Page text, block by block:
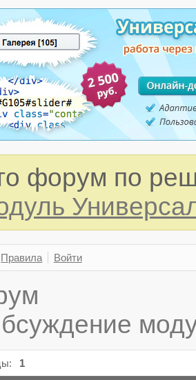
форум по
Правила Войти
1